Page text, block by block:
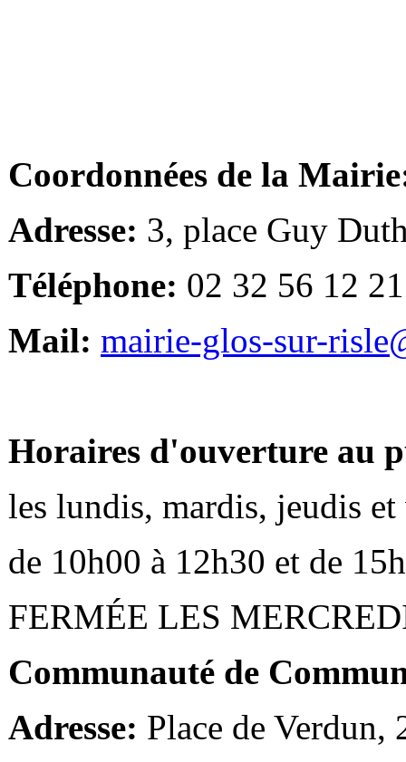
Coordonnées de la
Adresse: 3, place Guy
Téléphone: 02 32 56 12 21
Mail: mairie-glos-sur-
Horaires d'ouverture au
les lundis, mardis, jeudis et
de 10h00 à 12h30 et de
FERMÉE LES
Communauté de
Adresse: Place de Verdun,